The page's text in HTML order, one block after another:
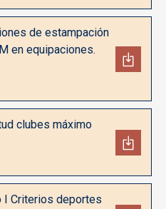
de estampación
en equipaciones.
clubes máximo
I Criterios deportes